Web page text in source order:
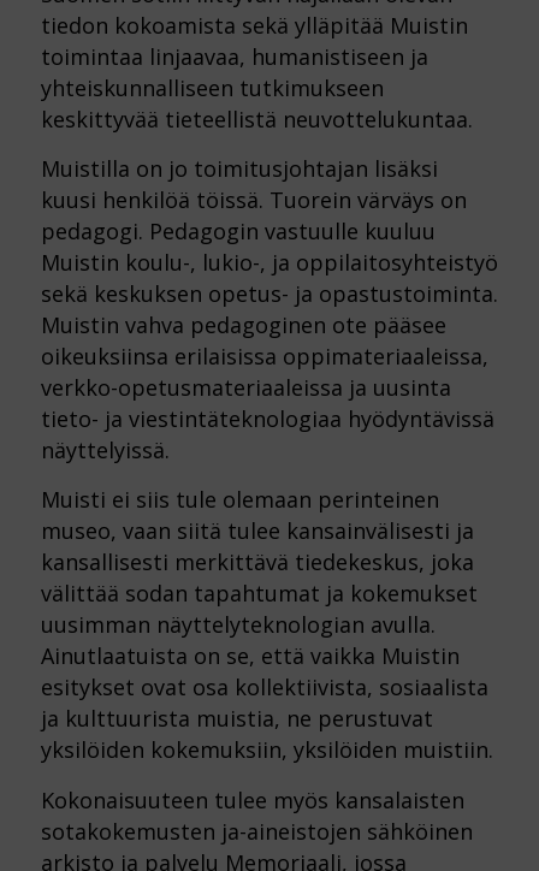
tiedon kokoamista sekä ylläpitää Muistin
toimintaa linjaavaa, humanistiseen ja
yhteiskunnalliseen tutkimukseen
keskittyvää tieteellistä neuvottelukuntaa.
Muistilla on jo toimitusjohtajan lisäksi
kuusi henkilöä töissä. Tuorein värväys on
pedagogi. Pedagogin vastuulle kuuluu
Muistin koulu-, lukio-, ja oppilaitosyhteistyö
sekä keskuksen opetus- ja opastustoiminta.
Muistin vahva pedagoginen ote pääsee
oikeuksiinsa erilaisissa oppimateriaaleissa,
verkko-opetusmateriaaleissa ja uusinta
tieto- ja viestintäteknologiaa hyödyntävissä
näyttelyissä.
Muisti ei siis tule olemaan perinteinen
museo, vaan siitä tulee kansainvälisesti ja
kansallisesti merkittävä tiedekeskus, joka
välittää sodan tapahtumat ja kokemukset
uusimman näyttelyteknologian avulla.
Ainutlaatuista on se, että vaikka Muistin
esitykset ovat osa kollektiivista, sosiaalista
ja kulttuurista muistia, ne perustuvat
yksilöiden kokemuksiin, yksilöiden muistiin.
Kokonaisuuteen tulee myös kansalaisten
sotakokemusten ja-aineistojen sähköinen
arkisto ja palvelu Memoriaali, jossa